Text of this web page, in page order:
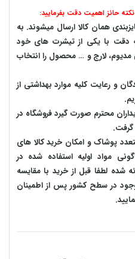
حائز اهمیت دقت بفرمایید:
همان کالا ارسال میشوند. به
دقت با یکی از تیشرت های خود
مدیوم، لارج و … محصول را انتخاب
و رعایت کلیه موارد بهداشتی از
محترم صورت گیرد فروشگاه در
گرفت.
پوشاک و امکان خرید کالا های
مواد اولیه استفاده شده در
لطفا قبل از خرید با مقایسه
در سطح کشور پس از اطمینان